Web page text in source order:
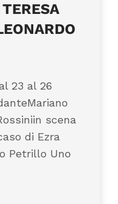
23 al 26
scena
di Ezra
Petrillo Uno